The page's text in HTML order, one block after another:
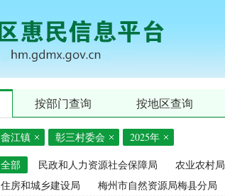
按部门查询 按地区查询
畲江镇 彰三村委会 2025年
全部 民政和人力资源社会保障局 农业农村局
住房和城乡建设局
梅州市自然资源局梅县分局